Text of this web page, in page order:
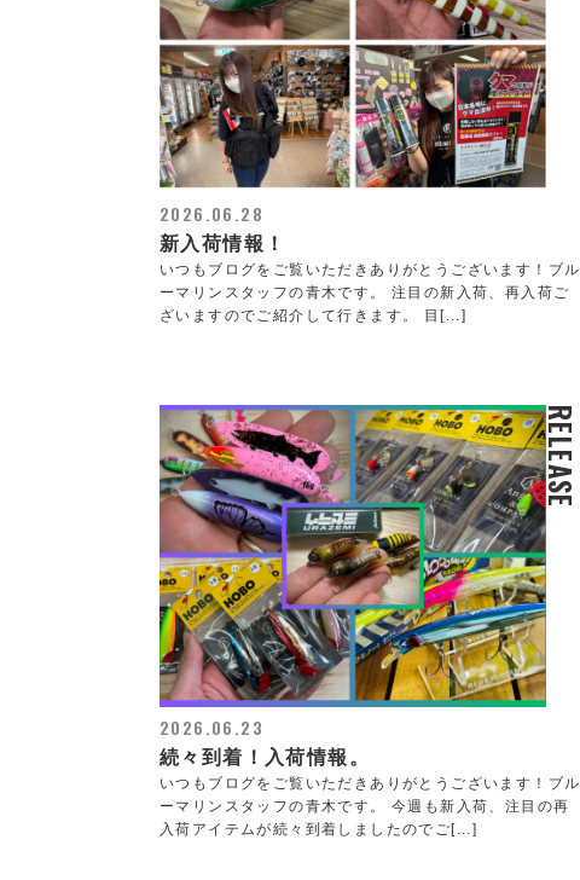
2026.06.28
新入荷情報！
いつもブログをご覧いただきありがとうございます！ブル
ーマリンスタッフの青木です。 注目の新入荷、再入荷ご
ざいますのでご紹介して行きます。 目[...]
RELEASE
2026.06.23
続々到着！入荷情報。
いつもブログをご覧いただきありがとうございます！ブル
ーマリンスタッフの青木です。 今週も新入荷、注目の再
入荷アイテムが続々到着しましたのでご[...]